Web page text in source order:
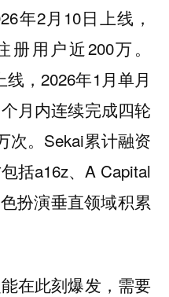
年2月10日上线，
用户近200万。
线，2026年1月单月
月内连续完成四轮
次。Sekai累计融资
括a16z、A Capital
扮演垂直领域积累
在此刻爆发，需要